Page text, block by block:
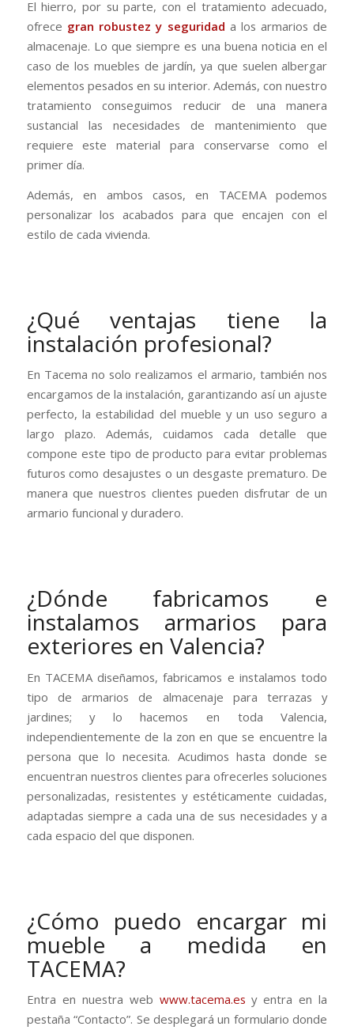
El hierro, por su parte, con el tratamiento adecuado,
ofrece gran robustez y seguridad a los armarios de
almacenaje. Lo que siempre es una buena noticia en el
caso de los muebles de jardín, ya que suelen albergar
elementos pesados en su interior. Además, con nuestro
tratamiento conseguimos reducir de una manera
sustancial las necesidades de mantenimiento que
requiere este material para conservarse como el
primer día.
Además, en ambos casos, en TACEMA podemos
personalizar los acabados para que encajen con el
estilo de cada vivienda.
¿Qué ventajas tiene la
instalación profesional?
En Tacema no solo realizamos el armario, también nos
encargamos de la instalación, garantizando así un ajuste
perfecto, la estabilidad del mueble y un uso seguro a
largo plazo. Además, cuidamos cada detalle que
compone este tipo de producto para evitar problemas
futuros como desajustes o un desgaste prematuro. De
manera que nuestros clientes pueden disfrutar de un
armario funcional y duradero.
¿Dónde fabricamos e
instalamos armarios para
exteriores en Valencia?
En TACEMA diseñamos, fabricamos e instalamos todo
tipo de armarios de almacenaje para terrazas y
jardines; y lo hacemos en toda Valencia,
independientemente de la zon en que se encuentre la
persona que lo necesita. Acudimos hasta donde se
encuentran nuestros clientes para ofrecerles soluciones
personalizadas, resistentes y estéticamente cuidadas,
adaptadas siempre a cada una de sus necesidades y a
cada espacio del que disponen.
¿Cómo puedo encargar mi
mueble a medida en
TACEMA?
Entra en nuestra web www.tacema.es y entra en la
pestaña “Contacto”. Se desplegará un formulario donde